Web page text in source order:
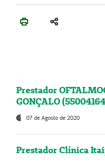
Prestador
GONÇALO
07 de Agosto de 2020
Prestador Clínica